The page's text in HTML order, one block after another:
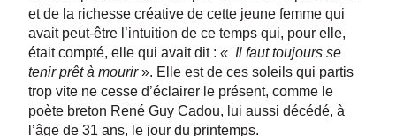
et de la richesse créative de cette jeune femme qui
avait peut-être l’intuition de ce temps qui, pour elle,
était compté, elle qui avait dit : « Il faut toujours se
tenir prêt à mourir». Elle est de ces soleils qui partis
trop vite ne cesse d’éclairer le présent, comme le
poète breton René Guy Cadou, lui aussi décédé, à
l’âge de 31 ans, le jour du printemps.